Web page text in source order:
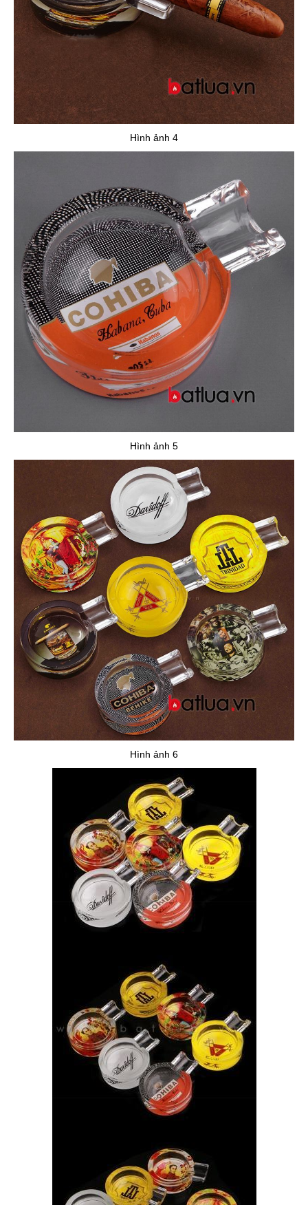
Hình ảnh 4
Hình ảnh 5
Hình ảnh 6